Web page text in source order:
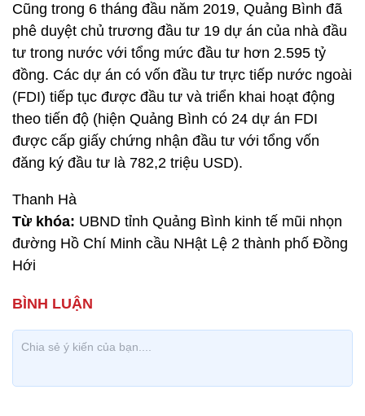
Cũng trong 6 tháng đầu năm 2019, Quảng Bình đã
phê duyệt chủ trương đầu tư 19 dự án của nhà đầu
tư trong nước với tổng mức đầu tư hơn 2.595 tỷ
đồng. Các dự án có vốn đầu tư trực tiếp nước ngoài
(FDI) tiếp tục được đầu tư và triển khai hoạt động
theo tiến độ (hiện Quảng Bình có 24 dự án FDI
được cấp giấy chứng nhận đầu tư với tổng vốn
đăng ký đầu tư là 782,2 triệu USD).
Thanh Hà
Từ khóa: UBND tỉnh Quảng Bình kinh tế mũi nhọn
đường Hồ Chí Minh cầu NHật Lệ 2 thành phố Đồng
Hới